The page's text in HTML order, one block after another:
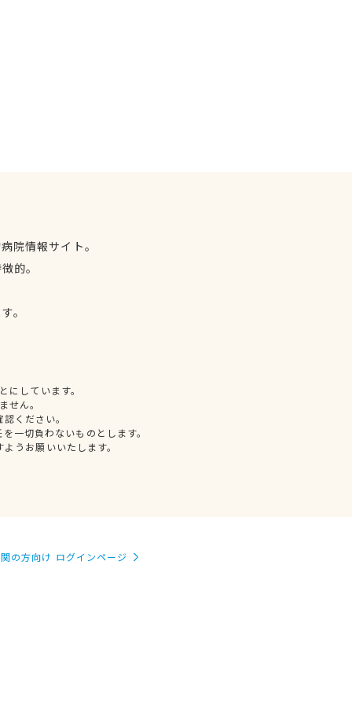
院情報サイト。
的。
。
しています。
せん。
ください。
一切負わないものとします。
うお願いいたします。
の方向け ログインページ